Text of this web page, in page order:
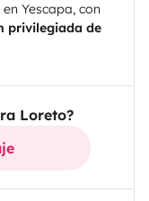
en Yescapa, con
privilegiada de
Loreto?